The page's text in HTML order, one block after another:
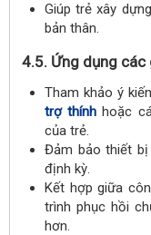
Giúp trẻ xây
bản thân.
4.5. Ứng dụng các
Tham khảo ý
trợ thính hoặc
của trẻ.
Đảm bảo thiết
định kỳ.
Kết hợp giữa
trình phục hồi
hơn.